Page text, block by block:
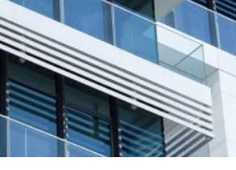
Plan du site Mentions légales Partenaires